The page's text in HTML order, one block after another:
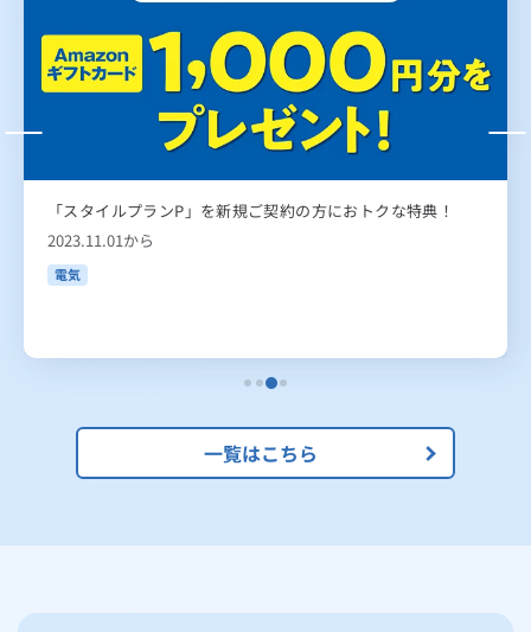
「スタイルプランP」を新規ご契約の方におトクな特典！
2023.11.01から
電気
一覧はこちら